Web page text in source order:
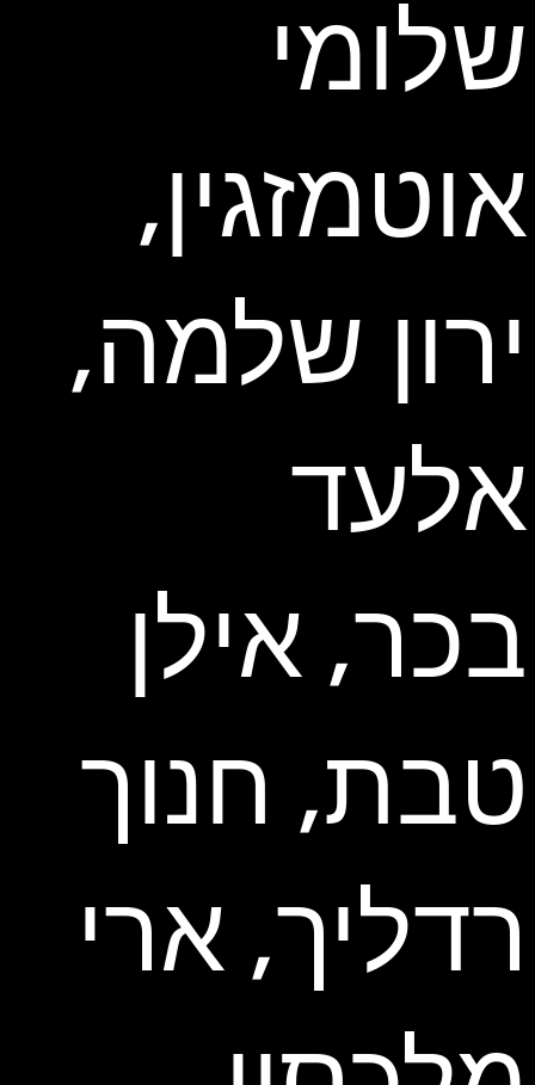
שלומי
אוטמזגין,
ירון שלמה,
אלעד
בכר, אילן
טבת, חנוך
רדליך, ארי